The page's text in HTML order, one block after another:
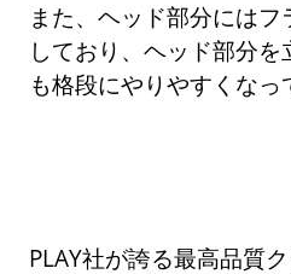
また、ヘッド部分には
しており、ヘッド部分
も格段にやりやすくなっ
PLAY社が誇る最高品質